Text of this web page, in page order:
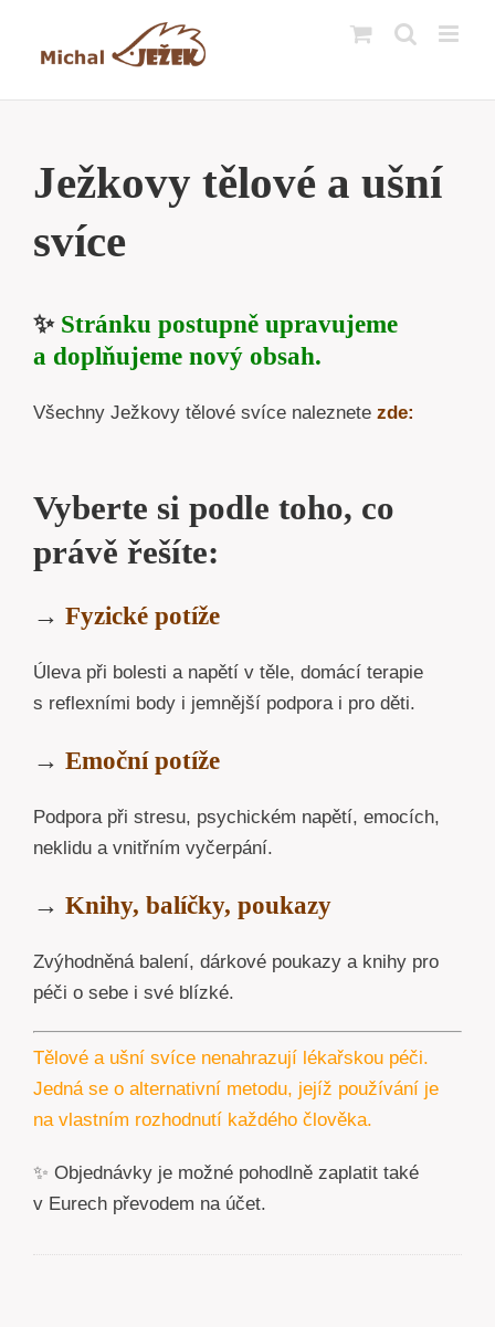
Ježkovy tělové a ušní
svíce
✨ Stránku postupně upravujeme
a doplňujeme nový obsah.
Všechny Ježkovy tělové svíce naleznete zde:
Vyberte si podle toho, co
právě řešíte:
→ Fyzické potíže
Úleva při bolesti a napětí v těle, domácí terapie
s reflexními body i jemnější podpora i pro děti.
→ Emoční potíže
Podpora při stresu, psychickém napětí, emocích,
neklidu a vnitřním vyčerpání.
→ Knihy, balíčky, poukazy
Zvýhodněná balení, dárkové poukazy a knihy pro
péči o sebe i své blízké.
Tělové a ušní svíce nenahrazují lékařskou péči.
Jedná se o alternativní metodu, jejíž používání je
na vlastním rozhodnutí každého člověka.
✨ Objednávky je možné pohodlně zaplatit také
v Eurech převodem na účet.